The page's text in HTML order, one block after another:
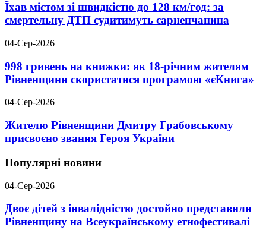
Їхав містом зі швидкістю до 128 км/год: за
смертельну ДТП судитимуть сарненчанина
04-Сер-2026
998 гривень на книжки: як 18-річним жителям
Рівненщини скористатися програмою «єКнига»
04-Сер-2026
Жителю Рівненщини Дмитру Грабовському
присвоєно звання Героя України
Популярні новини
04-Сер-2026
Двоє дітей з інвалідністю достойно представили
Рівненщину на Всеукраїнському етнофестивалі